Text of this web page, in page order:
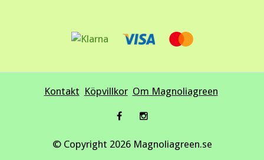
Kontakt Köpvillkor Om Magnoliagreen
© Copyright 2026 Magnoliagreen.se